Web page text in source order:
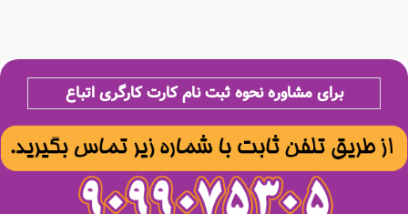
برای مشاوره نحوه ثبت نام کارت کارگری اتباع